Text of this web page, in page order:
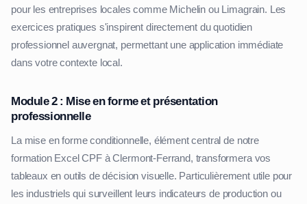
pour les entreprises locales comme Michelin ou Limagrain. Les
exercices pratiques s'inspirent directement du quotidien
professionnel auvergnat, permettant une application immédiate
dans votre contexte local.
Module 2 : Mise en forme et présentation
professionnelle
La mise en forme conditionnelle, élément central de notre
formation Excel CPF à Clermont-Ferrand, transformera vos
tableaux en outils de décision visuelle. Particulièrement utile pour
les industriels qui surveillent leurs indicateurs de production ou